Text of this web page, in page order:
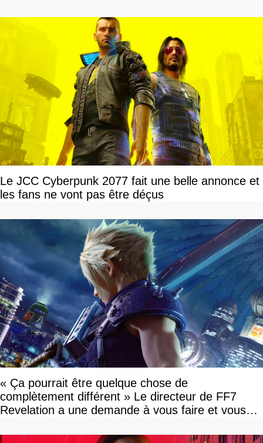
Le JCC Cyberpunk 2077 fait une belle annonce et
les fans ne vont pas être déçus
« Ça pourrait être quelque chose de
complètement différent » Le directeur de FF7
Revelation a une demande à vous faire et vous